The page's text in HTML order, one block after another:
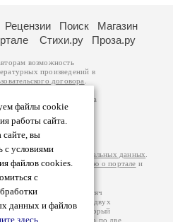
файлы cookie
работы сайта.
сайте, вы
с условиями
файлов cookies.
с
данных и файлов
здесь
Рецензии Поиск
Магазин
Стихи.ру Проза.ру
возможность
произведений в
договора
принадлежат авторам
произведений возможна
вы можете
Ответственность за
самостоятельно на
обработки персональных данных
подробнуюинформацию о портале и
– порядка 200 тысяч
просматривают более двух
посещаемости, который
В каждой графе указано по две